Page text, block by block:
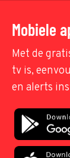
Mobiele
Met de
tv is,
en alerts